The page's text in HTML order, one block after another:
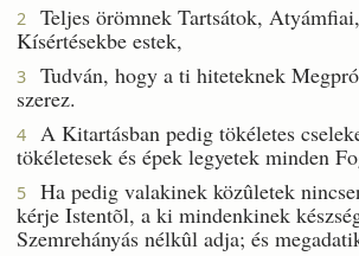
2
Teljes örömnek Tartsátok,
Kísértésekbe estek,
3
Tudván, hogy a ti hiteteknek
szerez.
4
A Kitartásban pedig tökéletes
tökéletesek és épek legyetek minden
5
Ha pedig valakinek közûletek
kérje Istentõl, a ki mindenkinek
Szemrehányás nélkûl adja; és